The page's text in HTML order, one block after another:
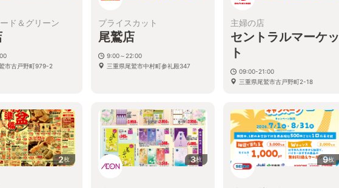
ド＆グリーン
市古戸野町979-2
プライスカット
尾鷲店
9:00～22:00
三重県尾鷲市中村町参礼殿347
主婦の店
セントラルマーケッ
ト
09:00-21:00
三重県尾鷲市古戸野町2-18
2枚 3枚 9枚